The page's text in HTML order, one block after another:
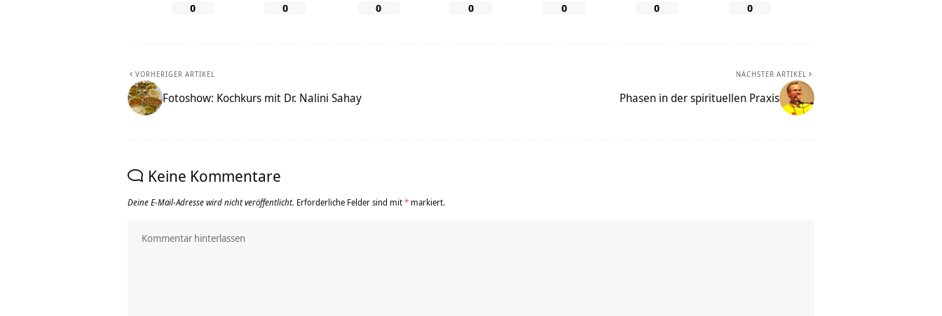
0 0 0 0 0 0 0
VORHERIGER ARTIKEL
Fotoshow: Kochkurs mit Dr. Nalini Sahay
NÄCHSTER ARTIKEL
Phasen in der spirituellen Praxis
Keine Kommentare
Deine E-Mail-Adresse wird nicht veröffentlicht. Erforderliche Felder sind mit* markiert.